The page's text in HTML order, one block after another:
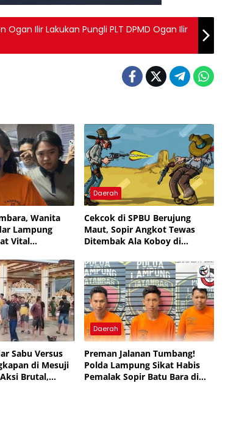
Ilir Lakukan Pungli PLT DPMD Ogan Ilir
Wanita
Lampung
Vital
Daerah
Cekcok di SPBU Berujung
Maut, Sopir Angkot Tewas
Ditembak Ala Koboy di
Sabu Versus
di Mesuji
Brutal,
Daerah
Preman Jalanan Tumbang!
Polda Lampung Sikat Habis
Pemalak Sopir Batu Bara di